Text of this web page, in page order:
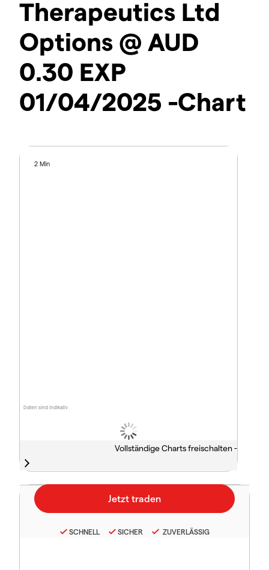
Therapeutics Ltd
Options @ AUD
0.30 EXP
01/04/2025 -Chart
Daten sind indikativ
2 Min
Vollständige Charts freischalten -
SCHNELL SICHER ZUVERLÄSSIG